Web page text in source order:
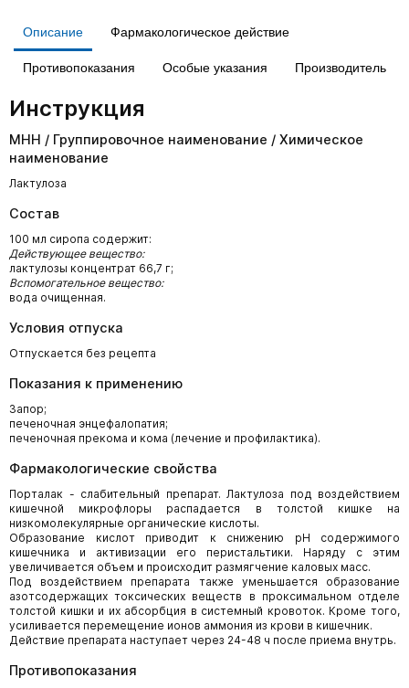
Описание Фармакологическое действие
Противопоказания Особые указания Производитель
Инструкция
МНН / Группировочное наименование / Химическое
наименование
Лактулоза
Состав
100 мл сиропа содержит:
Действующее вещество:
лактулозы концентрат 66,7 г;
Вспомогательное вещество:
вода очищенная.
Условия отпуска
Отпускается без рецепта
Показания к применению
Запор;
печеночная энцефалопатия;
печеночная прекома и кома (лечение и профилактика).
Фармакологические свойства
Порталак - слабительный препарат. Лактулоза под воздействием
кишечной микрофлоры распадается в толстой кишке на
низкомолекулярные органические кислоты.
Образование кислот приводит к снижению pH содержимого
кишечника и активизации его перистальтики. Наряду с этим
увеличивается объем и происходит размягчение каловых масс.
Под воздействием препарата также уменьшается образование
азотсодержащих токсических веществ в проксимальном отделе
толстой кишки и их абсорбция в системный кровоток. Кроме того,
усиливается перемещение ионов аммония из крови в кишечник.
Действие препарата наступает через 24-48 ч после приема внутрь.
Противопоказания